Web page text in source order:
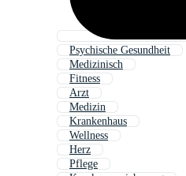
Psychische Gesundheit
Medizinisch
Fitness
Arzt
Medizin
Krankenhaus
Wellness
Herz
Pflege